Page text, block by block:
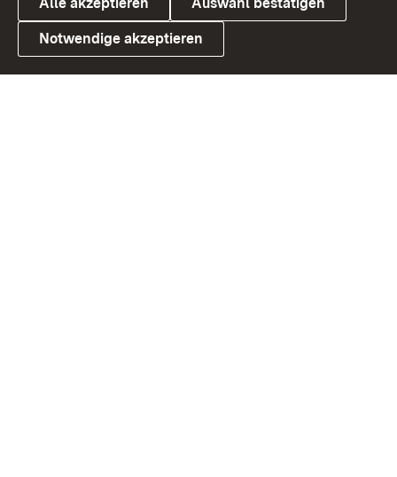
Link zum Landesportal
Notwendige akzeptieren